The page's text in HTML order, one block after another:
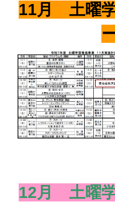
11月 土曜
12月 土曜